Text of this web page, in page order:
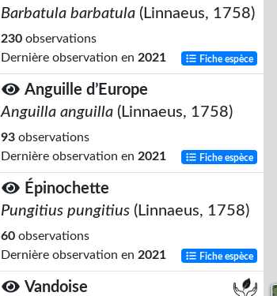
Barbatula barbatula (Linnaeus, 1758)
230 observations
Dernière observation en 2021 Fiche espèce
Anguille d’Europe
Anguilla anguilla (Linnaeus, 1758)
93 observations
Dernière observation en 2021 Fiche espèce
Épinochette
Pungitius pungitius (Linnaeus, 1758)
60 observations
Dernière observation en 2021 Fiche espèce
Vandoise